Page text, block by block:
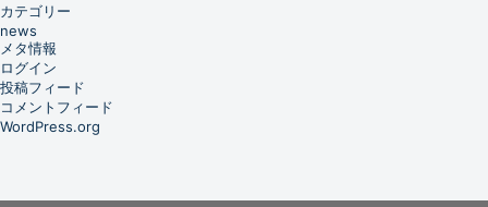
カテゴリー
news
メタ情報
ログイン
投稿フィード
コメントフィード
WordPress.org